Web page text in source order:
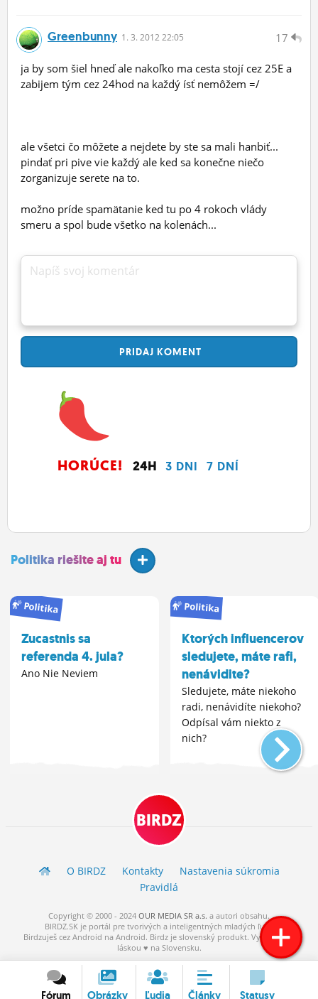
17
Greenbunny 1. 3. 2012 22:05
ja by som šiel hneď ale nakoľko ma cesta stojí cez 25E a
zabijem tým cez 24hod na každý ísť nemôžem =/
ale všetci čo môžete a nejdete by ste sa mali hanbiť...
pindať pri pive vie každý ale ked sa konečne niečo
zorganizuje serete na to.
možno príde spamätanie ked tu po 4 rokoch vlády
smeru a spol bude všetko na kolenách...
Napíš svoj komentár
PRIDAJ KOMENT
HORÚCE! 24H 3 DNI 7 DNÍ
Politika riešite aj tu
Politika
Zucastnis sa
referenda 4. jula?
Ano Nie Neviem
Politika
Ktorých influencerov
sledujete, máte rafi,
nenávidite?
Sledujete, máte niekoho
radi, nenávidíte niekoho?
Odpísal vám niekto z
nich?
BIRDZ
O BIRDZ Kontakty
Nastavenia súkromia
Pravidlá
Copyright © 2000 - 2024 OUR MEDIA SR a.s. a autori obsahu.
BIRDZ.SK je portál pre tvorivých a inteligentných mladých ľudí.
Birdzuješ cez Android na Android. Birdz je slovenský produkt. Vytvorené s
láskou ♥ na Slovensku.
Fórum Obrázky Ľudia Články Statusy